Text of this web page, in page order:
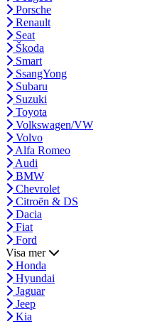
Porsche
Renault
Seat
Škoda
Smart
SsangYong
Subaru
Suzuki
Toyota
Volkswagen/VW
Volvo
Alfa Romeo
Audi
BMW
Chevrolet
Citroën & DS
Dacia
Fiat
Ford
Visa mer
Honda
Hyundai
Jaguar
Jeep
Kia